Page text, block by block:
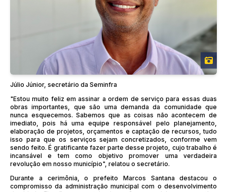
Júlio Júnior, secretário da Seminfra
"Estou muito feliz em assinar a ordem de serviço para essas duas
obras importantes, que são uma demanda da comunidade que
nunca esquecemos. Sabemos que as coisas não acontecem de
imediato, pois há uma equipe responsável pelo planejamento,
elaboração de projetos, orçamentos e captação de recursos, tudo
isso para que os serviços sejam concretizados, conforme vem
sendo feito. É gratificante fazer parte desse projeto, cujo trabalho é
incansável e tem como objetivo promover uma verdadeira
revolução em nosso município", relatou o secretário.
Durante a cerimônia, o prefeito Marcos Santana destacou o
compromisso da administração municipal com o desenvolvimento